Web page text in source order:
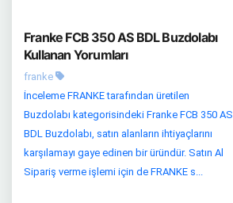
Franke FCB 350 AS BDL Buzdolabı
Kullanan Yorumları
franke
İnceleme FRANKE tarafından üretilen
Buzdolabı kategorisindeki Franke FCB 350 AS
BDL Buzdolabı, satın alanların ihtiyaçlarını
karşılamayı gaye edinen bir üründür. Satın Al
Sipariş verme işlemi için de FRANKE s...